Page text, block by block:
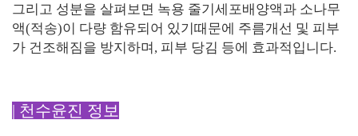
그리고 성분을 살펴보면 녹용 줄기세포배양액과 소나무
액(적송)이 다량 함유되어 있기때문에 주름개선 및 피부
가 건조해짐을 방지하며, 피부 당김 등에 효과적입니다.
| 천수윤진 정보